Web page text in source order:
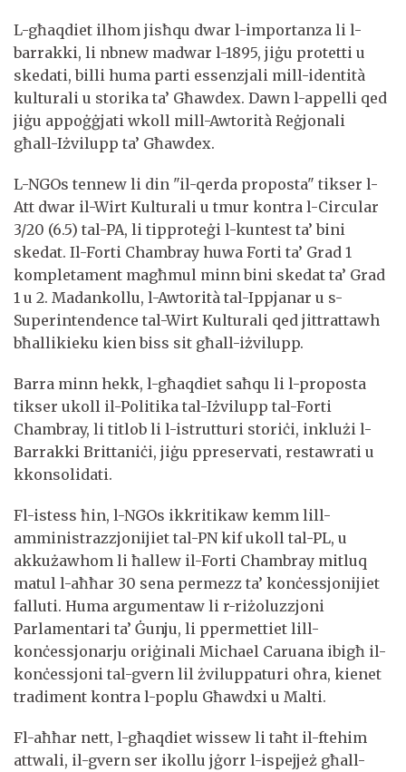
L-għaqdiet ilhom jisħqu dwar l-importanza li l-
barrakki, li nbnew madwar l-1895, jiġu protetti u
skedati, billi huma parti essenzjali mill-identità
kulturali u storika ta’ Għawdex. Dawn l-appelli qed
jiġu appoġġjati wkoll mill-Awtorità Reġjonali
għall-Iżvilupp ta’ Għawdex.
L-NGOs tennew li din "il-qerda proposta" tikser l-
Att dwar il-Wirt Kulturali u tmur kontra l-Circular
3/20 (6.5) tal-PA, li tipproteġi l-kuntest ta’ bini
skedat. Il-Forti Chambray huwa Forti ta’ Grad 1
kompletament magħmul minn bini skedat ta’ Grad
1 u 2. Madankollu, l-Awtorità tal-Ippjanar u s-
Superintendence tal-Wirt Kulturali qed jittrattawh
bħallikieku kien biss sit għall-iżvilupp.
Barra minn hekk, l-għaqdiet saħqu li l-proposta
tikser ukoll il-Politika tal-Iżvilupp tal-Forti
Chambray, li titlob li l-istrutturi storiċi, inklużi l-
Barrakki Brittaniċi, jiġu ppreservati, restawrati u
kkonsolidati.
Fl-istess ħin, l-NGOs ikkritikaw kemm lill-
amministrazzjonijiet tal-PN kif ukoll tal-PL, u
akkużawhom li ħallew il-Forti Chambray mitluq
matul l-aħħar 30 sena permezz ta’ konċessjonijiet
falluti. Huma argumentaw li r-riżoluzzjoni
Parlamentari ta’ Ġunju, li ppermettiet lill-
konċessjonarju oriġinali Michael Caruana ibigħ il-
konċessjoni tal-gvern lil żviluppaturi oħra, kienet
tradiment kontra l-poplu Għawdxi u Malti.
Fl-aħħar nett, l-għaqdiet wissew li taħt il-ftehim
attwali, il-gvern ser ikollu jġorr l-ispejjeż għall-